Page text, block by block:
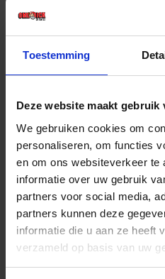
Toestemming
Deze website maakt gebruik
We gebruiken cookies om
personaliseren, om functies
en om ons websiteverkeer te
informatie over uw gebruik
partners voor social media,
partners kunnen deze
informatie die u aan ze heeft
verzameld op basis van uw
€ 9,29 incl. BTW
-
Bestel nu!